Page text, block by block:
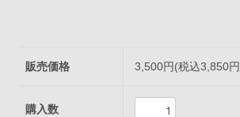
販売価格 3,500円(税込3,850
購入数